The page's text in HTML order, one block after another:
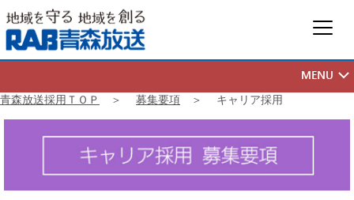
青森放送採用ＴＯＰ ＞ 募集要項 ＞ キャリア採用